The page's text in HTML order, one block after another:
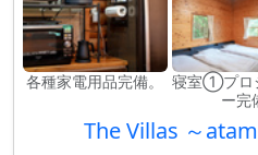
各種家電用品完備。
寝室①プロ
ー完
The Villas ～